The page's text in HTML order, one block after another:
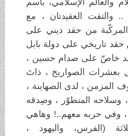
العقيدتان ، مع
من حقد ديني على
تاريخي على دولة بابل
خاصّ على صدام حسين ،
الصواريخ ، ذاتَ
، لدى الصهاينة ،
المتطوّر ، وصِدقه
وفي حربه معهم..! وهاهي
(الفرس، واليهود ،